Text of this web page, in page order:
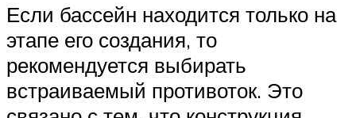
Если бассейн находится только на
этапе его создания, то
рекомендуется выбирать
встраиваемый противоток. Это